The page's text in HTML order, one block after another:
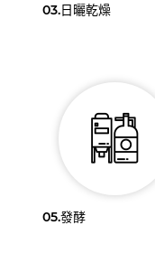
03.日曬乾燥
05.發酵